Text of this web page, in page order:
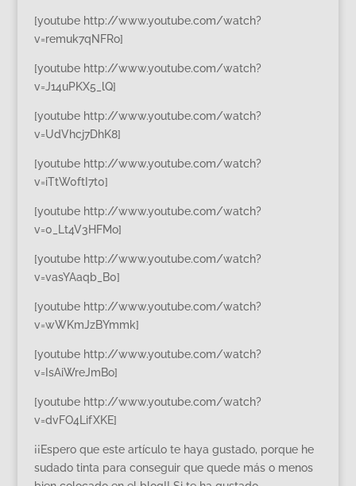
[youtube http://www.youtube.com/watch?
v=remuk7qNFRo]
[youtube http://www.youtube.com/watch?
v=J14uPKX5_lQ]
[youtube http://www.youtube.com/watch?
v=UdVhcj7DhK8]
[youtube http://www.youtube.com/watch?
v=iTtW0ftI7t0]
[youtube http://www.youtube.com/watch?
v=0_Lt4V3HFMo]
[youtube http://www.youtube.com/watch?
v=vasYAaqb_B0]
[youtube http://www.youtube.com/watch?
v=wWKmJzBYmmk]
[youtube http://www.youtube.com/watch?
v=IsAiWreJmBo]
[youtube http://www.youtube.com/watch?
v=dvFO4LifXKE]
¡¡Espero que este artículo te haya gustado, porque he
sudado tinta para conseguir que quede más o menos